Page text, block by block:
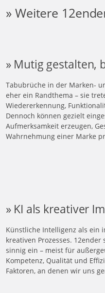
» Weitere
Mutig gestalten,
Tabubrüche in der Marken-
eher ein Randthema – sie
Wiedererkennung,
Dennoch können gezielt
Aufmerksamkeit erzeugen,
Wahrnehmung einer Marke
KI als kreativer
Künstliche Intelligenz als ein
kreativen Prozesses.
sinnig ein – meist für
Kompetenz, Qualität und
Faktoren, an denen wir uns